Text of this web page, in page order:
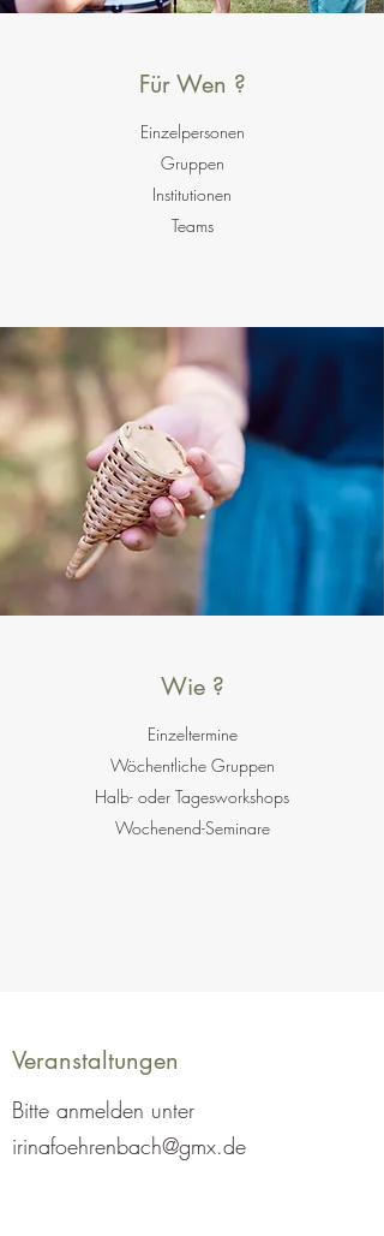
Für Wen ?
Einzelpersonen
Gruppen
Institutionen
Teams
Wie ?
Einzeltermine
Wöchentliche Gruppen
Halb- oder Tagesworkshops
Wochenend-Seminare
Veranstaltungen
Bitte anmelden unter
irinafoehrenbach@gmx.de